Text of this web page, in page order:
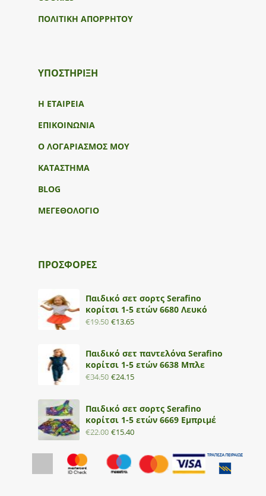
ΠΟΛΙΤΙΚΗ ΑΠΟΡΡΗΤΟΥ
ΥΠΟΣΤΉΡΙΞΗ
Η ΕΤΑΙΡΕΙΑ
ΕΠΙΚΟΙΝΩΝΙΑ
Ο ΛΟΓΑΡΙΑΣΜΟΣ ΜΟΥ
ΚΑΤΑΣΤΗΜΑ
BLOG
ΜΕΓΕΘΟΛΟΓΙΟ
ΠΡΟΣΦΟΡΕΣ
Παιδικό σετ σορτς Serafino
κορίτσι 1-5 ετών 6680 Λευκό
€19.50 €13.65
Παιδικό σετ παντελόνα Serafino
κορίτσι 1-5 ετών 6638 Μπλε
€34.50 €24.15
Παιδικό σετ σορτς Serafino
κορίτσι 1-5 ετών 6669 Εμπριμέ
€22.00 €15.40